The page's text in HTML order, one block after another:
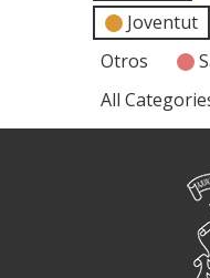
Joventut
Otros
All